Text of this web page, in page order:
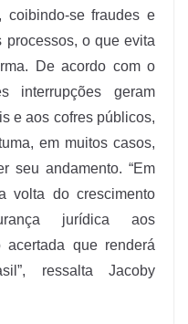
coibindo-se fraudes e
o que evita
De acordo com o
interrupções geram
e aos cofres públicos,
em muitos casos,
seu andamento. “Em
volta do crescimento
jurídica aos
que renderá
ressalta Jacoby